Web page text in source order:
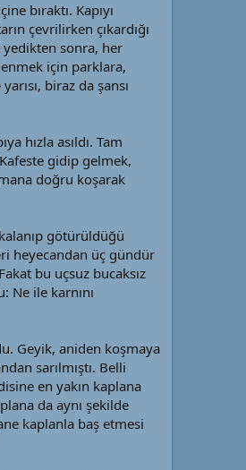
bıraktı. Kapıyı
çevrilirken çıkardığı
yedikten sonra, her
için parklara,
biraz da şansı
hızla asıldı. Tam
gidip gelmek,
doğru koşarak
götürüldüğü
heyecandan üç gündür
bu uçsuz bucaksız
Ne ile karnını
Geyik, aniden koşmaya
sarılmıştı. Belli
en yakın kaplana
da aynı şekilde
kaplanla baş etmesi